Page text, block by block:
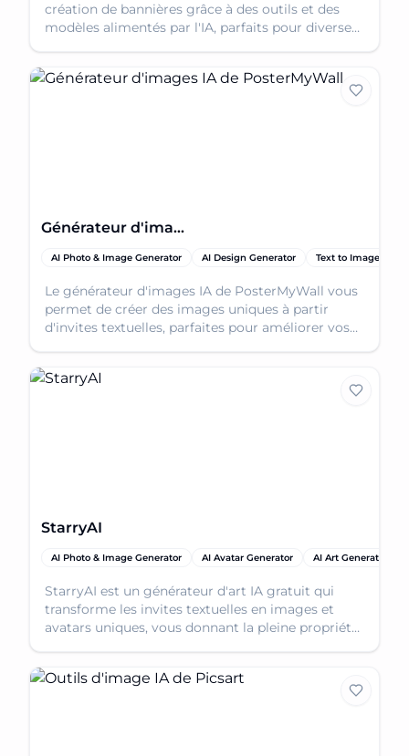
création de bannières grâce à des outils et des
modèles alimentés par l'IA, parfaits pour diverses
Générateur d'images IA de PosterMyWall
AI Photo & Image Generator AI Design Generator Text to Image
Le générateur d'images IA de PosterMyWall vous
permet de créer des images uniques à partir
d'invites textuelles, parfaites pour améliorer vos
StarryAI
AI Photo & Image Generator AI Avatar Generator AI Art Generator
StarryAI est un générateur d'art IA gratuit qui
transforme les invites textuelles en images et
avatars uniques, vous donnant la pleine propriété